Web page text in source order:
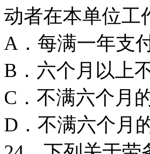
动者在本单位
A．每满一
B．六个月以上
C．不满六个月
D．不满六个月